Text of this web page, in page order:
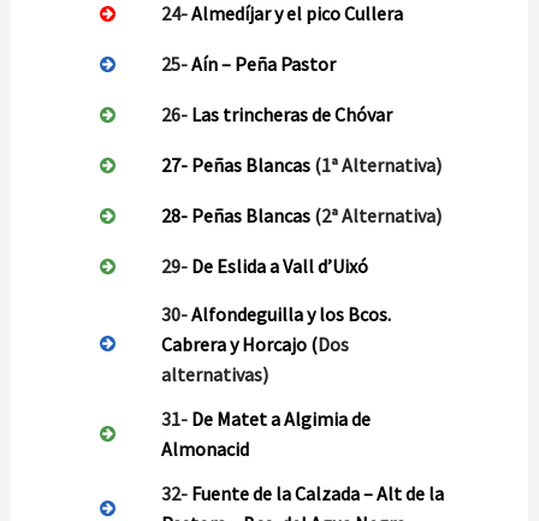
24-Almedíjar y el pico Cullera
25-Aín – Peña Pastor
26- Las trincheras de Chóvar
27- Peñas Blancas (1ª Alternativa)
28- Peñas Blancas (2ª Alternativa)
29- De Eslida a Vall d’Uixó
30-Alfondeguilla y los Bcos.
Cabrera y Horcajo (Dos
alternativas)
31- De Matet a Algimia de
Almonacid
32- Fuente de la Calzada – Alt de la